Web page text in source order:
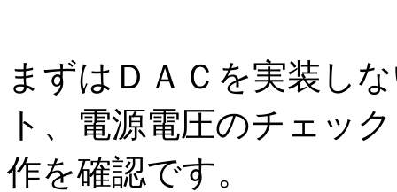
まずはＤＡＣを実装し
ト、電源電圧のチェッ
作を確認です。